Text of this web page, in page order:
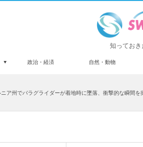
知ってお
政治・経済 自然・動物
ア州でパラグライダーが着地時に墜落、衝撃的な瞬間を